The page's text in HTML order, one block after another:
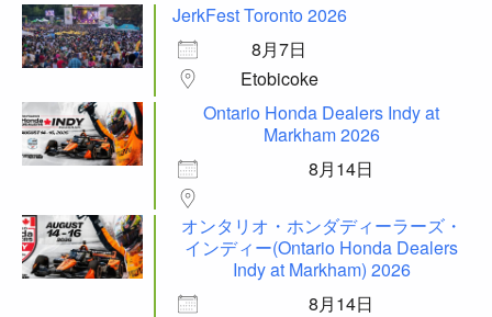
JerkFest Toronto 2026
8月7日
Etobicoke
Ontario Honda Dealers Indy at
Markham 2026
8月14日
オンタリオ・ホンダディーラーズ・
インディー(Ontario Honda Dealers
Indy at Markham) 2026
8月14日